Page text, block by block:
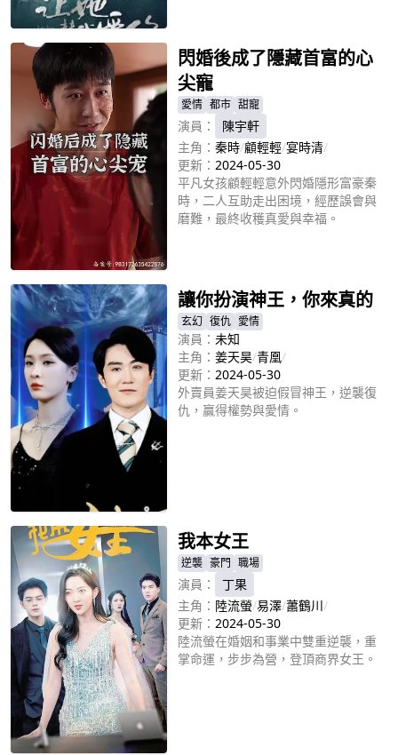
閃婚後成了隱藏首富的心
尖寵
愛情 都市 甜寵
演員：
陳宇軒
主角： 秦時/顧輕輕/宴時清/
更新： 2024-05-30
平凡女孩顧輕輕意外閃婚隱形富豪秦
時，二人互助走出困境，經歷誤會與
磨難，最終收穫真愛與幸福。
讓你扮演神王，你來真的
玄幻 復仇 愛情
演員： 未知
主角： 姜天昊/青凰/
更新： 2024-05-30
外賣員姜天昊被迫假冒神王，逆襲復
仇，贏得權勢與愛情。
我本女王
逆襲 豪門 職場
演員：
丁果
主角： 陸流螢/易澤/蕭鶴川/
更新： 2024-05-30
陸流螢在婚姻和事業中雙重逆襲，重
掌命運，步步為營，登頂商界女王。